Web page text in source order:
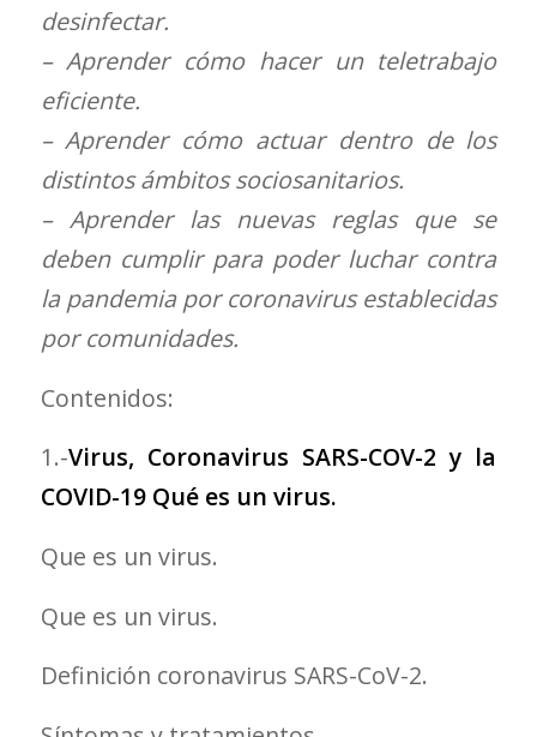
desinfectar.
– Aprender cómo hacer un teletrabajo
eficiente.
– Aprender cómo actuar dentro de los
distintos ámbitos sociosanitarios.
– Aprender las nuevas reglas que se
deben cumplir para poder luchar contra
la pandemia por coronavirus establecidas
por comunidades.
Contenidos:
1.-Virus, Coronavirus SARS-COV-2 y la
COVID-19 Qué es un virus.
Que es un virus.
Que es un virus.
Definición coronavirus SARS-CoV-2.